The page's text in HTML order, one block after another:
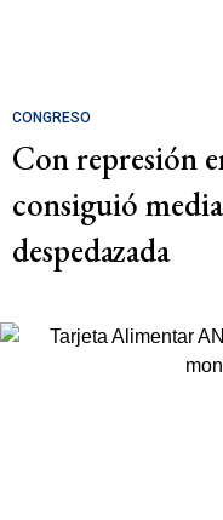
CONGRESO
Con represión
consiguió
despedazada